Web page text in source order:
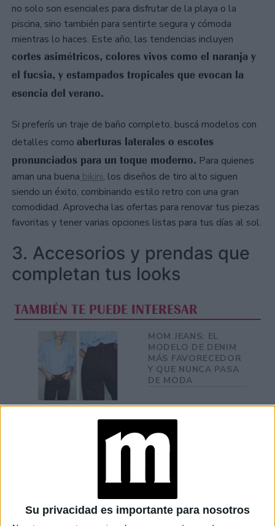
Su privacidad es importante para nosotros
no solo son esenciales para disfrutar de la playa o la
piscina, sino también para sentirte segura y cómoda
mientras lo haces. Este año, las tendencias incluyen
cortes asimétricos, colores vivos como el naranja y
el fucsia, y estampados tropicales que evocan la
esencia del verano.
Si preferís un traje de baño completo, buscá modelos con
detalles como aberturas laterales o escotes
pronunciados para un toque moderno. Para quienes
aman una buena bikini, los diseños de tiro alto siguen
siendo un éxito, combinando estilo retro con una gran
comodidad. Aprovecha las ofertas para renovar tus piezas
favoritas y tener varias opciones listas para tus días al sol.
3. Accesorios y prendas que
completan tus looks
TAMBIÉN TE PUEDE INTERESAR
MOM JEANS: EL
MODELO DE DENIM
MÁS FAVORECEDOR
Y QUE NUNCA PASA
DE MODA
TECNOMODA 2026:
CUANDO LA MODA
ARGENTINA SE
ENCUENTRA CON LA
JEANS
ACAMPANADOS DE
REGRESO: IDEAS DE